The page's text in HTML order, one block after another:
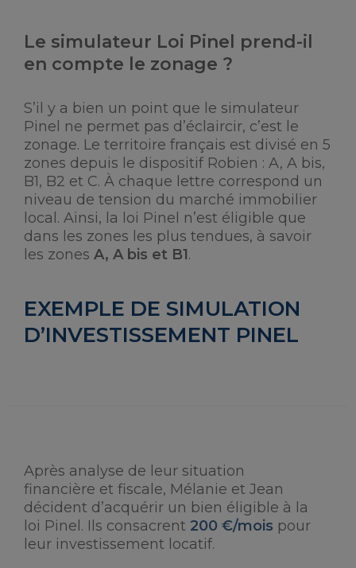
Le simulateur Loi Pinel prend-il
en compte le zonage ?
S’il y a bien un point que le simulateur
Pinel ne permet pas d’éclaircir, c’est le
zonage. Le territoire français est divisé en 5
zones depuis le dispositif Robien : A, A bis,
B1, B2 et C. À chaque lettre correspond un
niveau de tension du marché immobilier
local. Ainsi, la loi Pinel n’est éligible que
dans les zones les plus tendues, à savoir
les zones A, A bis et B1.
EXEMPLE DE SIMULATION
D’INVESTISSEMENT PINEL
Après analyse de leur situation
financière et fiscale, Mélanie et Jean
décident d’acquérir un bien éligible à la
loi Pinel. Ils consacrent 200 €/mois pour
leur investissement locatif.